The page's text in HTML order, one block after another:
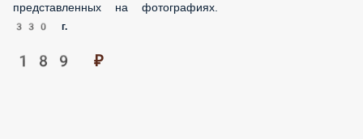
330 г.